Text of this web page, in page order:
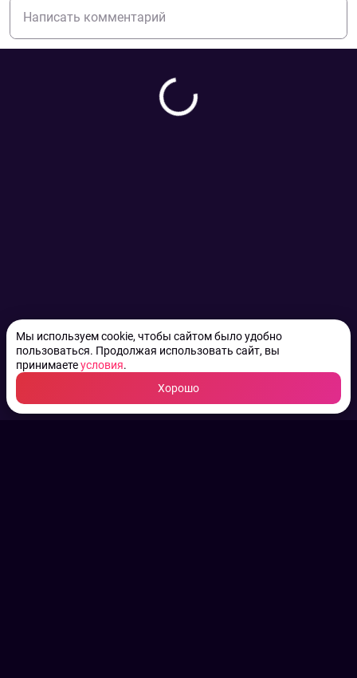
Мы используем cookie, чтобы сайтом было удобно
пользоваться. Продолжая использовать сайт, вы
принимаетеусловия.
Хорошо